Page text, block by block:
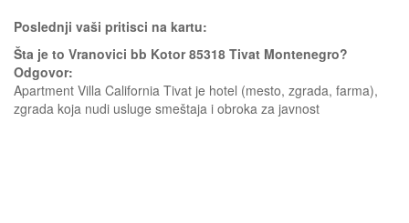
Poslednji vaši pritisci na kartu:
Šta je to Vranovici bb Kotor 85318 Tivat Montenegro?
Odgovor:
Apartment Villa California Tivat je hotel (mesto, zgrada, farma),
zgrada koja nudi usluge smeštaja i obroka za javnost